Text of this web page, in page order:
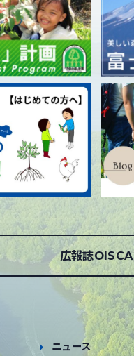
広報誌OISCA
ニュース